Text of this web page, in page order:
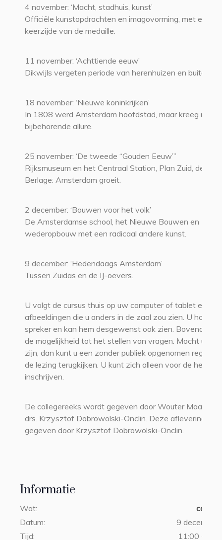
Informatie
Wat:
Datum:
9 december
Tijd:
11:00 -
4 november: ‘Macht, stadhuis, kunst’
Officiële kunstopdrachten en imagovorming, met een
keerzijde van de medaille.
11 november: ‘Achttiende eeuw’
Dikwijls vergeten periode van herenhuizen en buitens.
18 november: ‘Nieuwe koninkrijken’
In 1808 werd Amsterdam hoofdstad, maar kreeg niet
bijbehorende allure.
25 november: ‘De tweede “Gouden Eeuw”’
Rijksmuseum en het Centraal Station, Plan Zuid, de
Berlage: Amsterdam groeit.
2 december: ‘Bouwen voor het volk’
De Amsterdamse school, het Nieuwe Bouwen en
wederopbouw met een radicaal andere kunst.
9 december: ‘Hedendaags Amsterdam’
Tussen Zuidas en de IJ-oevers.
U volgt de cursus thuis op uw computer of tablet en
afbeeldingen die u anders in de zaal zou zien. U hoort
spreker en kan hem desgewenst ook zien. Bovendien
de mogelijkheid tot het stellen van vragen. Mocht u
zijn, dan kunt u een zonder publiek opgenomen
de lezing terugkijken. U kunt zich alleen voor de hele
inschrijven.
De collegereeks wordt gegeven door Wouter Maas,
drs. Krzysztof Dobrowolski-Onclin. Deze aflevering
gegeven door Krzysztof Dobrowolski-Onclin.